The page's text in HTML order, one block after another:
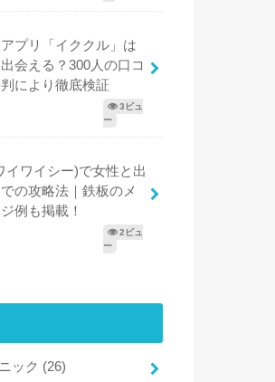
プリ「イククル」は
会える？300人の口コ
により徹底検証
3ビュ
ー
イワイシー)で女性と出
の攻略法｜鉄板のメ
例も掲載！
2ビュ
ー
ック (26)